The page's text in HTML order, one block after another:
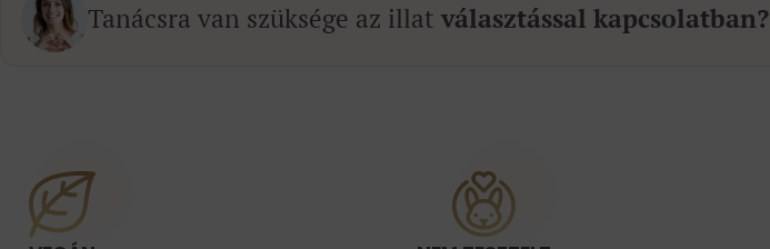
Tanácsra van szüksége az illatválasztással kapcsolatban?